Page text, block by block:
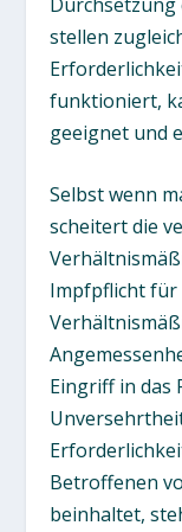
stellen
funktioniert,
geeignet und
Selbst wenn
scheitert die
Impfpflicht für
Eingriff in das
Betroffenen
beinhaltet,